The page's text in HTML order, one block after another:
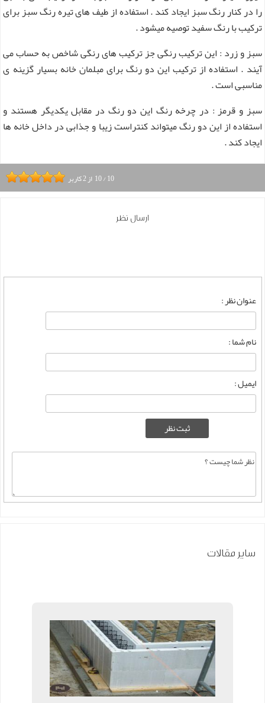
را در کنار رنگ سبز ایجاد کند . استفاده از طیف های تیره رنگ سبز برای
ترکیب با رنگ سفید توصیه میشود .
سبز و زرد : این ترکیب رنگی جز ترکیب های رنگی شاخص به حساب می
آیند . استفاده از ترکیب این دو رنگ برای مبلمان خانه بسیار گزینه ی
مناسبی است .
سبز و قرمز : در چرخه رنگ این دو رنگ در مقابل یکدیگر هستند و
استفاده از این دو رنگ میتواند کنتراست زیبا و جذابی در داخل خانه ها
ایجاد کند .
10/10 از2کاربر
ارسال نظر
عنوان نظر :
نام شما :
ایمیل :
سایر مقالات